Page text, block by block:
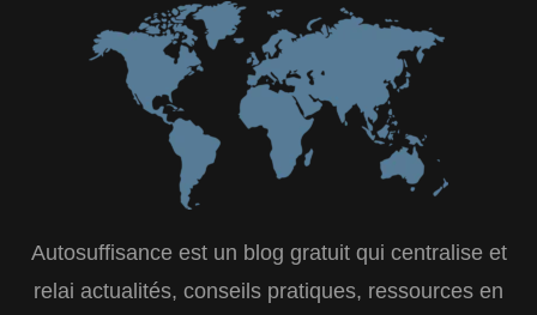
Autosuffisance est un blog gratuit qui centralise et
relai actualités, conseils pratiques, ressources en